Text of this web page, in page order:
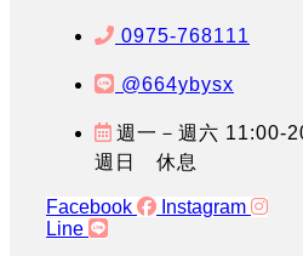
0975-768111
@664ybysx
週一－週六 11:00-
週日 休息
Facebook
Instagram
Line